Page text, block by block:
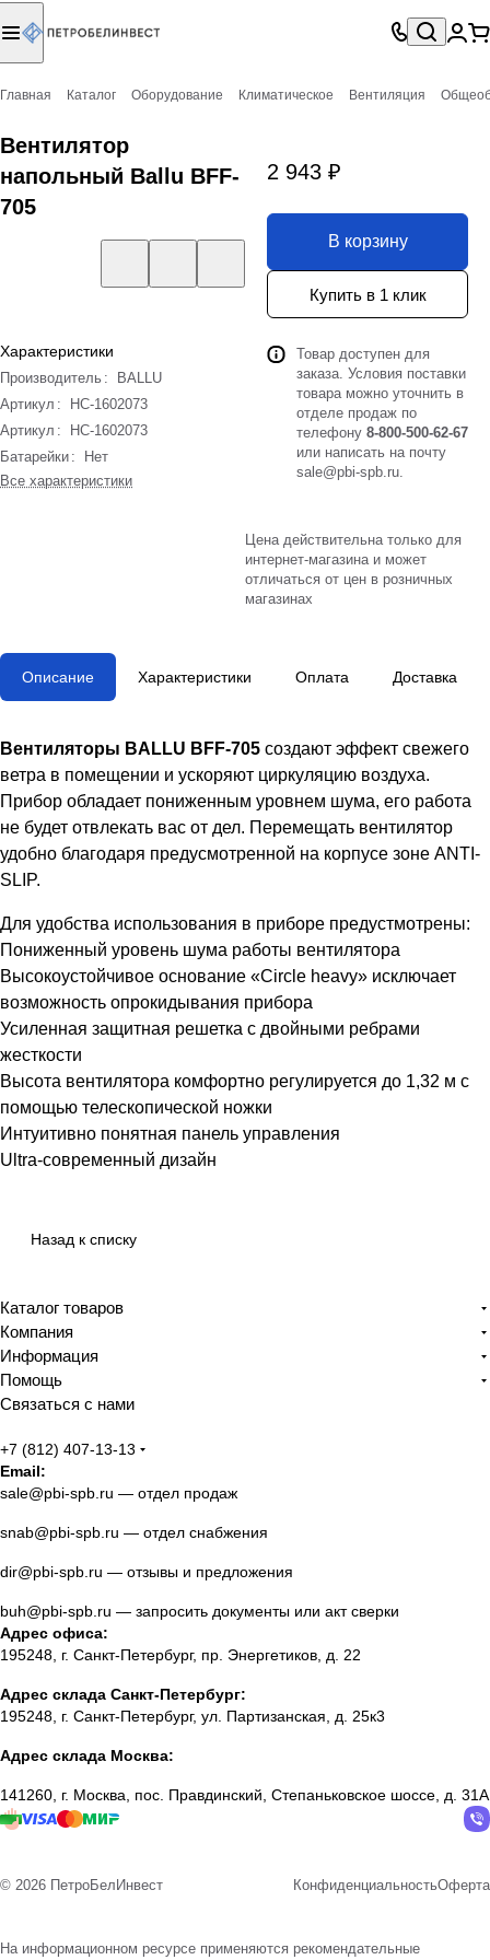
Главная Каталог Оборудование Климатическое Вентиляция
Вентилятор
напольный Ballu BFF-
705
Характеристики
Производитель :
BALLU
Артикул :
НС-1602073
Артикул :
НС-1602073
Батарейки :
Нет
Все характеристики
2 943 ₽
В корзину
Купить в 1 клик
Товар доступен для
заказа. Условия поставки
товара можно уточнить в
отделе продаж по
телефону 8-800-500-62-67
или написать на почту
sale@pbi-spb.ru.
Цена действительна только для
интернет-магазина и может
отличаться от цен в розничных
магазинах
Описание Характеристики Оплата Доставка
Вентиляторы BALLU BFF-705 создают эффект свежего
ветра в помещении и ускоряют циркуляцию воздуха.
Прибор обладает пониженным уровнем шума, его работа
не будет отвлекать вас от дел. Перемещать вентилятор
удобно благодаря предусмотренной на корпусе зоне ANTI-
SLIP.
Для удобства использования в приборе предустмотрены:
Пониженный уровень шума работы вентилятора
Высокоустойчивое основание «Circle heavy» исключает
возможность опрокидывания прибора
Усиленная защитная решетка с двойными ребрами
жесткости
Высота вентилятора комфортно регулируется до 1,32 м с
помощью телескопической ножки
Интуитивно понятная панель управления
Ultra-современный дизайн
Назад к списку
Каталог товаров
Компания
Информация
Помощь
Связаться с нами
+7 (812) 407-13-13
Email:
sale@pbi-spb.ru — отдел продаж
snab@pbi-spb.ru — отдел снабжения
dir@pbi-spb.ru — отзывы и предложения
buh@pbi-spb.ru — запросить документы или акт сверки
Адрес офиса:
195248, г. Санкт-Петербург, пр. Энергетиков, д. 22
Адрес склада Санкт-Петербург:
195248, г. Санкт-Петербург, ул. Партизанская, д. 25к3
Адрес склада Москва:
141260, г. Москва, пос. Правдинский, Степаньковское шоссе, д. 31А
© 2026 ПетроБелИнвест КонфиденциальностьОферта
На информационном ресурсе применяются рекомендательные